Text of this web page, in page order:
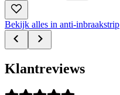
Bekijk alles in anti-inbraakstrip
Klantreviews